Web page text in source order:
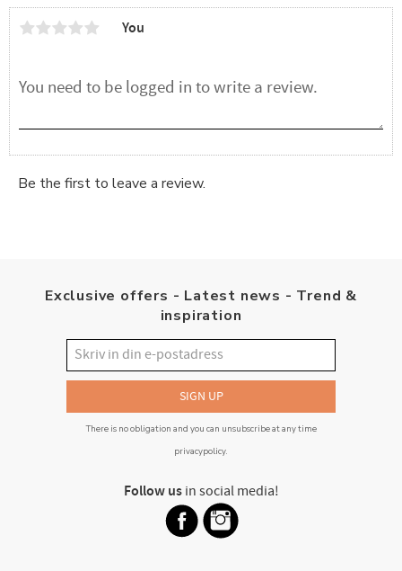
You
Be the first to leave a review.
Exclusive offers - Latest news - Trend &
inspiration
SIGN UP
There is no obligation and you can unsubscribe at any time
privacypolicy.
Follow usin social media!